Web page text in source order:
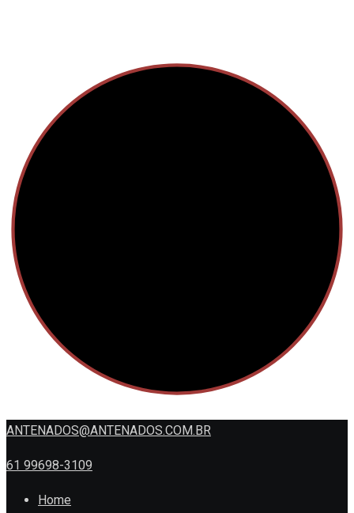
ANTENADOS@ANTENADOS.COM.BR
61 99698-3109
Home